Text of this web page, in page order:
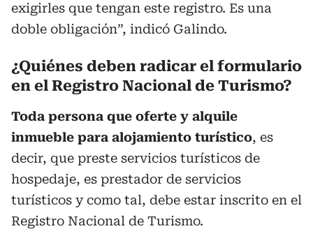
exigirles que tengan este registro. Es una
doble obligación”, indicó Galindo.
¿Quiénes deben radicar el formulario
en el Registro Nacional de Turismo?
Toda persona que oferte y alquile
inmueble para alojamiento turístico, es
decir, que preste servicios turísticos de
hospedaje, es prestador de servicios
turísticos y como tal, debe estar inscrito en el
Registro Nacional de Turismo.